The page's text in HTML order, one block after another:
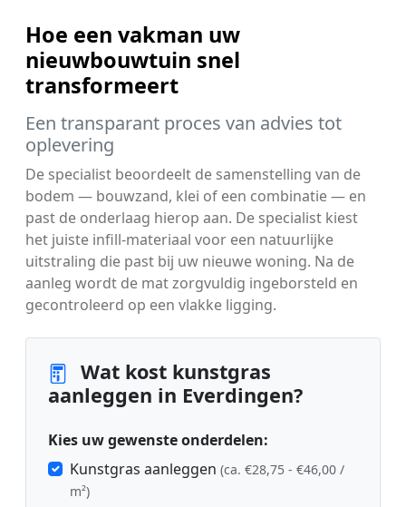
Hoe een vakman uw
nieuwbouwtuin snel
transformeert
Een transparant proces van advies tot
oplevering
De specialist beoordeelt de samenstelling van de
bodem — bouwzand, klei of een combinatie — en
past de onderlaag hierop aan. De specialist kiest
het juiste infill-materiaal voor een natuurlijke
uitstraling die past bij uw nieuwe woning. Na de
aanleg wordt de mat zorgvuldig ingeborsteld en
gecontroleerd op een vlakke ligging.
Wat kost kunstgras
aanleggen in Everdingen?
Kies uw gewenste onderdelen:
Kunstgras aanleggen (ca. €28,75 - €46,00 /
m²)